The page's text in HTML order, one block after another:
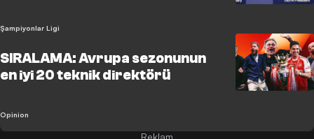
Şampiyonlar Ligi
SIRALAMA: Avrupa sezonunun
en iyi 20 teknik direktörü
Opinion
Reklam